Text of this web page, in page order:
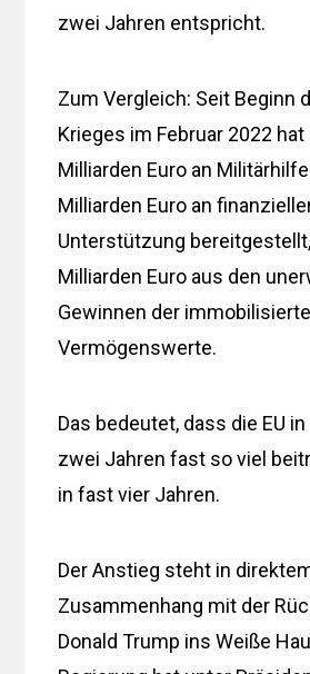
zwei Jahren entspricht.
Zum Vergleich: Seit Beginn
Krieges im Februar 2022
Milliarden Euro an
Milliarden Euro an
Unterstützung
Milliarden Euro aus den
Gewinnen der
Vermögenswerte.
Das bedeutet, dass die EU
zwei Jahren fast so viel
in fast vier Jahren.
Der Anstieg steht in
Zusammenhang mit der
Donald Trump ins Weiße